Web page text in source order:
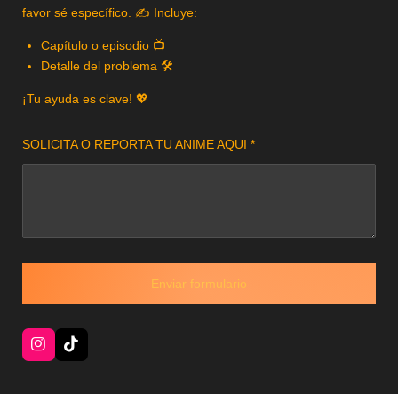
favor sé específico. ✍️ Incluye:
Capítulo o episodio 📺
Detalle del problema 🛠️
¡Tu ayuda es clave! 💖
SOLICITA O REPORTA TU ANIME AQUI *
Enviar formulario
I
n
T
i